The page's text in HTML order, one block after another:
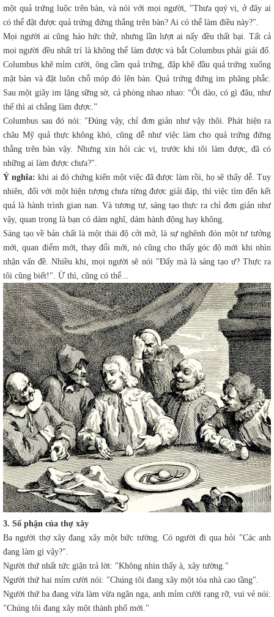
một quả trứng luộc trên bàn, và nói với mọi người, "Thưa quý vị, ở đây ai
có thể đặt được quả trứng đứng thẳng trên bàn? Ai có thể làm điều này?".
Mọi người ai cũng háo hức thử, nhưng lần lượt ai nấy đều thất bại. Tất cả
mọi người đều nhất trí là không thể làm được và bắt Columbus phải giải đố.
Columbus khẽ mỉm cười, ông cầm quả trứng, đập khẽ đầu quả trứng xuống
mặt bàn và đặt luôn chỗ móp đó lên bàn. Quả trứng đứng im phăng phắc.
Sau một giây im lặng sững sờ, cả phòng nhao nhao: “Ôi dào, có gì đâu, như
thế thì ai chẳng làm được.”
Columbus sau đó nói: "Đúng vậy, chỉ đơn giản như vậy thôi. Phát hiện ra
châu Mỹ quả thực không khó, cũng dễ như việc làm cho quả trứng đứng
thẳng trên bàn vậy. Nhưng xin hỏi các vị, trước khi tôi làm được, đã có
những ai làm được chưa?".
Ý nghĩa: khi ai đó chứng kiến một việc đã được làm rồi, họ sẽ thấy dễ. Tuy
nhiên, đối với một hiện tượng chưa từng được giải đáp, thì việc tìm đến kết
quả là hành trình gian nan. Và tương tự, sáng tạo thực ra chỉ đơn giản như
vậy, quan trọng là bạn có dám nghĩ, dám hành động hay không.
Sáng tạo về bản chất là một thái độ cởi mở, là sự nghênh đón một tư tưởng
mới, quan điểm mới, thay đổi mới, nó cũng cho thấy góc độ mới khi nhìn
nhận vấn đề. Nhiều khi, mọi người sẽ nói "Đấy mà là sáng tạo ư? Thực ra
tôi cũng biết!". Ừ thì, cũng có thể...
3. Số phận của thợ xây
Ba người thợ xây đang xây một bức tường. Có người đi qua hỏi "Các anh
đang làm gì vậy?".
Người thứ nhất tức giận trả lời: "Không nhìn thấy à, xây tường."
Người thứ hai mỉm cười nói: "Chúng tôi đang xây một tòa nhà cao tầng".
Người thứ ba đang vừa làm vừa ngân nga, anh mỉm cười rạng rỡ, vui vẻ nói:
"Chúng tôi đang xây một thành phố mới."